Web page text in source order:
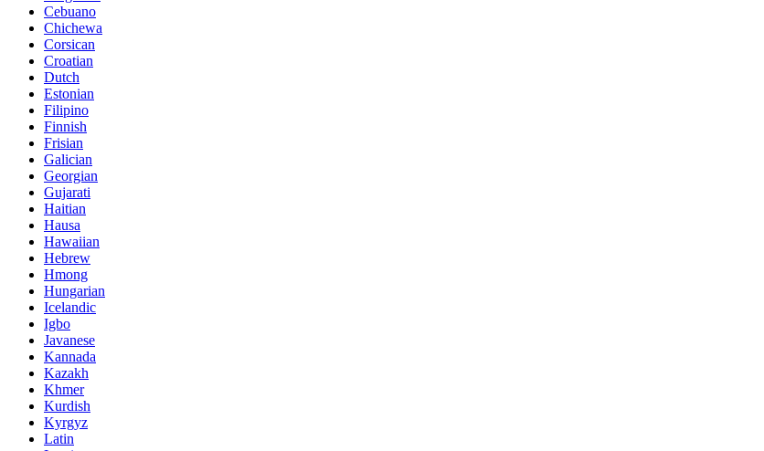
Cebuano
Chichewa
Corsican
Croatian
Dutch
Estonian
Filipino
Finnish
Frisian
Galician
Georgian
Gujarati
Haitian
Hausa
Hawaiian
Hebrew
Hmong
Hungarian
Icelandic
Igbo
Javanese
Kannada
Kazakh
Khmer
Kurdish
Kyrgyz
Latin